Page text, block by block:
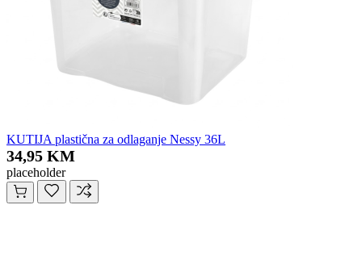
KUTIJA plastična za odlaganje Nessy 36L
34,95 KM
placeholder